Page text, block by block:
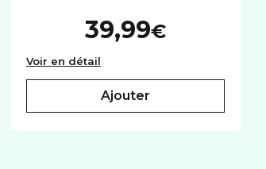
Force Case pour smartphone
39,99€
Voir en détail
ajouter